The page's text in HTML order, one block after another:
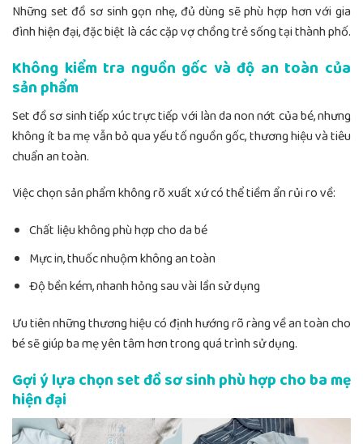
Những set đồ sơ sinh gọn nhẹ, đủ dùng sẽ phù hợp hơn với gia
đình hiện đại, đặc biệt là các cặp vợ chồng trẻ sống tại thành phố.
Không kiểm tra nguồn gốc và độ an toàn của
sản phẩm
Set đồ sơ sinh tiếp xúc trực tiếp với làn da non nớt của bé, nhưng
không ít ba mẹ vẫn bỏ qua yếu tố nguồn gốc, thương hiệu và tiêu
chuẩn an toàn.
Việc chọn sản phẩm không rõ xuất xứ có thể tiềm ẩn rủi ro về:
Chất liệu không phù hợp cho da bé
Mực in, thuốc nhuộm không an toàn
Độ bền kém, nhanh hỏng sau vài lần sử dụng
Ưu tiên những thương hiệu có định hướng rõ ràng về an toàn cho
bé sẽ giúp ba mẹ yên tâm hơn trong quá trình sử dụng.
Gợi ý lựa chọn set đồ sơ sinh phù hợp cho ba mẹ
hiện đại